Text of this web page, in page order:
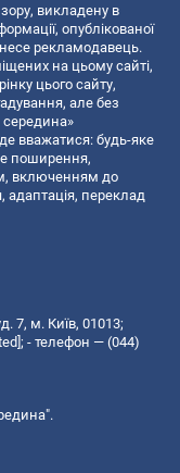
викладену в
опублікованої
несе рекламодавець.
на цьому сайті,
цього сайту,
але без
середина»
вважатися: будь-яке
поширення,
включенням до
адаптація, переклад
7, м. Київ, 01013;
; - телефон — (044)